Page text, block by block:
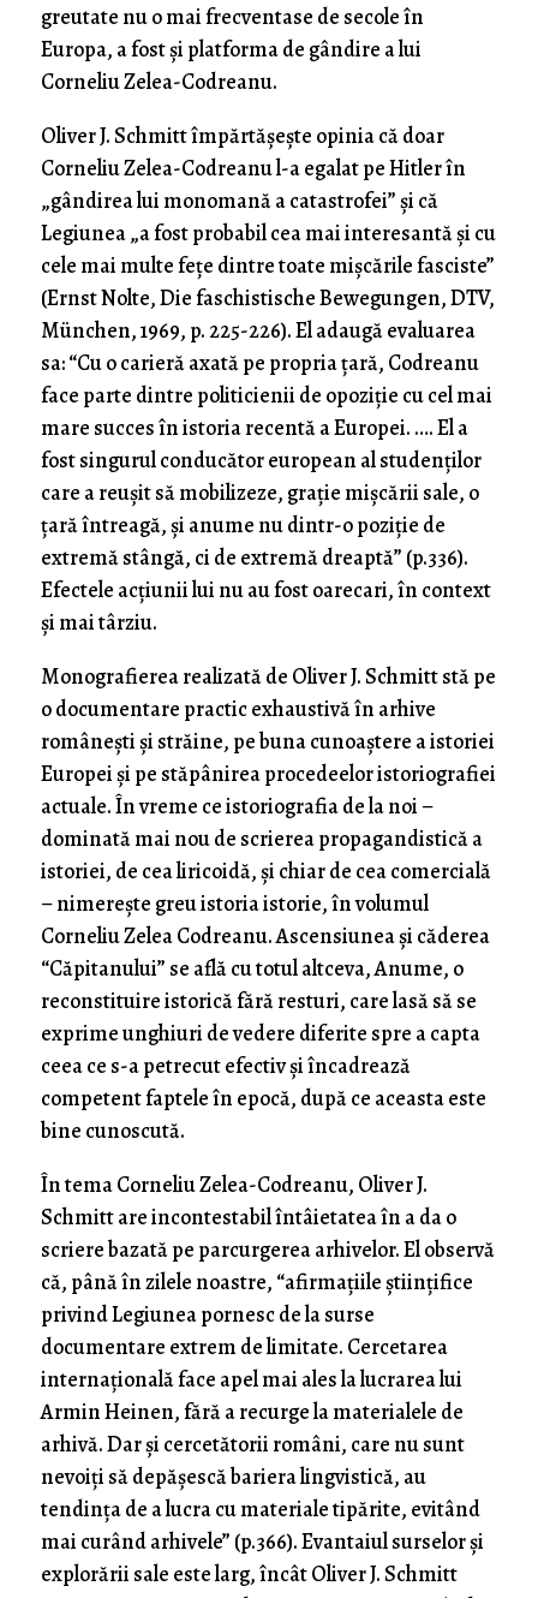
greutate nu o mai frecventase de secole în
Europa, a fost și platforma de gândire a lui
Corneliu Zelea-Codreanu.
Oliver J. Schmitt împărtășește opinia că doar
Corneliu Zelea-Codreanu l-a egalat pe Hitler în
„gândirea lui monomană a catastrofei” și că
Legiunea „a fost probabil cea mai interesantă și cu
cele mai multe fețe dintre toate mișcările fasciste”
(Ernst Nolte, Die faschistische Bewegungen, DTV,
München, 1969, p. 225-226). El adaugă evaluarea
sa: “Cu o carieră axată pe propria țară, Codreanu
face parte dintre politicienii de opoziție cu cel mai
mare succes în istoria recentă a Europei. …. El a
fost singurul conducător european al studenților
care a reușit să mobilizeze, grație mișcării sale, o
țară întreagă, și anume nu dintr-o poziție de
extremă stângă, ci de extremă dreaptă” (p.336).
Efectele acțiunii lui nu au fost oarecari, în context
și mai târziu.
Monografierea realizată de Oliver J. Schmitt stă pe
o documentare practic exhaustivă în arhive
românești și străine, pe buna cunoaștere a istoriei
Europei și pe stăpânirea procedeelor istoriografiei
actuale. În vreme ce istoriografia de la noi –
dominată mai nou de scrierea propagandistică a
istoriei, de cea liricoidă, și chiar de cea comercială
– nimerește greu istoria istorie, în volumul
Corneliu Zelea Codreanu. Ascensiunea și căderea
“Căpitanului” se află cu totul altceva, Anume, o
reconstituire istorică fără resturi, care lasă să se
exprime unghiuri de vedere diferite spre a capta
ceea ce s-a petrecut efectiv și încadrează
competent faptele în epocă, după ce aceasta este
bine cunoscută.
În tema Corneliu Zelea-Codreanu, Oliver J.
Schmitt are incontestabil întâietatea în a da o
scriere bazată pe parcurgerea arhivelor. El observă
că, până în zilele noastre, “afirmațiile științifice
privind Legiunea pornesc de la surse
documentare extrem de limitate. Cercetarea
internațională face apel mai ales la lucrarea lui
Armin Heinen, fără a recurge la materialele de
arhivă. Dar și cercetătorii români, care nu sunt
nevoiți să depășescă bariera lingvistică, au
tendința de a lucra cu materiale tipărite, evitând
mai curând arhivele” (p.366). Evantaiul surselor și
explorării sale este larg, încât Oliver J. Schmitt